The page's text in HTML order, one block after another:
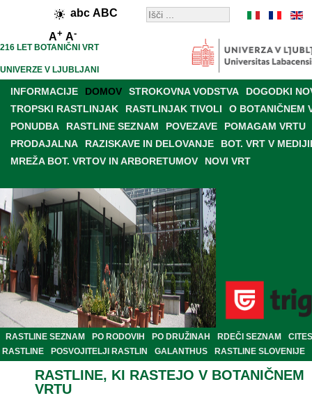
abc ABC
A+ A-
216 LET BOTANIČNI VRT
UNIVERZE V LJUBLJANI
INFORMACIJE DOMOV STROKOVNA VODSTVA
DOGODKI
TROPSKI RASTLINJAK
RASTLINJAK TIVOLI
O BOTANIČNEM
PONUDBA
RASTLINE SEZNAM POVEZAVE
POMAGAM VRTU
PRODAJALNA
RAZISKAVE IN DELOVANJE
BOT. VRT V
MREŽA BOT. VRTOV IN ARBORETUMOV
NOVI VRT
RASTLINE SEZNAM PO RODOVIH PO DRUŽINAH RDEČI SEZNAM
CITES
RASTLINE
POSVOJITELJI RASTLIN GALANTHUS RASTLINE SLOVENIJE
RASTLINE, KI RASTEJO V BOTANIČNEM
VRTU